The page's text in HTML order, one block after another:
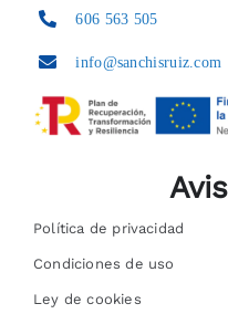
606 563 505
info@sanchisruiz.com
Política de privacidad
Condiciones de uso
Ley de cookies